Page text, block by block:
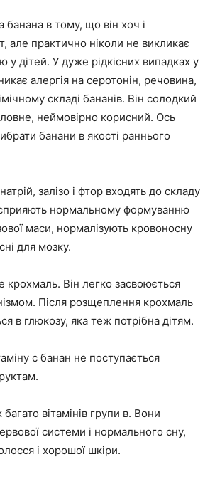
банана в тому, що він хоч і
але практично ніколи не викликає
у дітей. У дуже рідкісних випадках у
алергія на серотонін, речовина,
складі бананів. Він солодкий
неймовірно корисний. Ось
банани в якості раннього
залізо і фтор входять до складу
нормальному формуванню
маси, нормалізують кровоносну
для мозку.
крохмаль. Він легко засвоюється
Після розщеплення крохмаль
в глюкозу, яка теж потрібна дітям.
с банан не поступається
вітамінів групи в. Вони
системи і нормального сну,
і хорошої шкіри.